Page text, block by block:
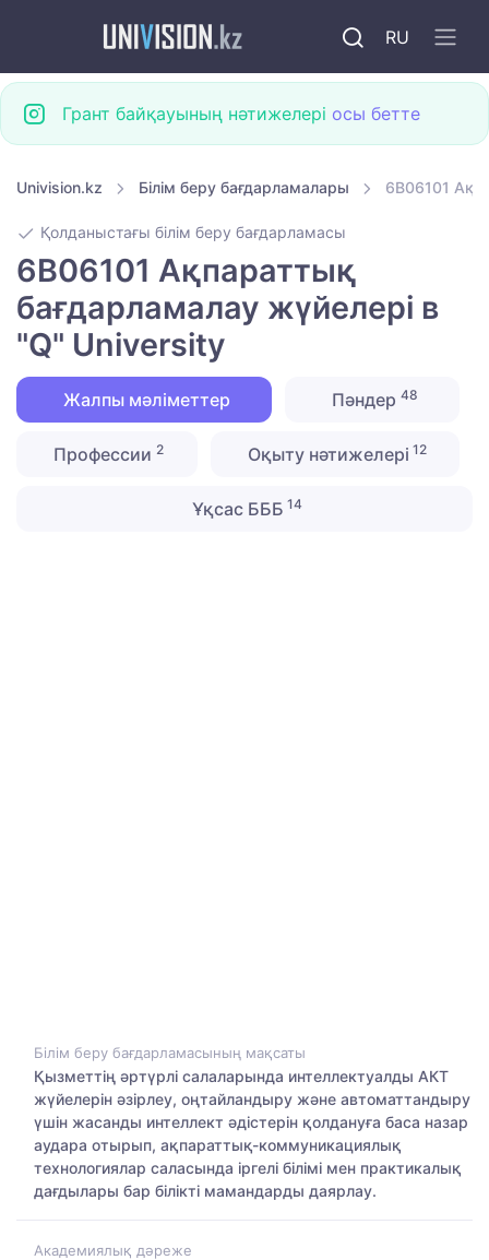
RU
Грант байқауының нәтижелері осы бетте
Univision.kz Білім беру бағдарламалары 6B06101
Қолданыстағы білім беру бағдарламасы
6B06101 Ақпараттық
бағдарламалау жүйелері в
"Q" University
Жалпы мәліметтер Пәндер 48
Профессии2 Оқыту нәтижелері 12
Ұқсас БББ 14
Білім беру бағдарламасының мақсаты
Қызметтің әртүрлі салаларында интеллектуалды АКТ
жүйелерін әзірлеу, оңтайландыру және автоматтандыру
үшін жасанды интеллект әдістерін қолдануға баса назар
аудара отырып, ақпараттық-коммуникациялық
технологиялар саласында іргелі білімі мен практикалық
дағдылары бар білікті мамандарды даярлау.
Академиялық дәреже